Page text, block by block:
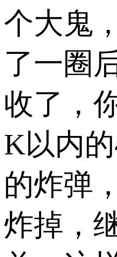
个大鬼
了一圈
收了，
K以内
的炸弹
炸掉，